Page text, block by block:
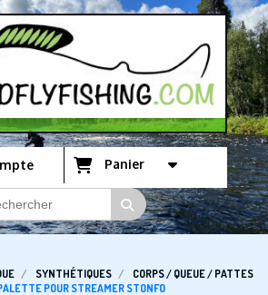
Panier
SYNTHÉTIQUES
CORPS / QUEUE / PATTES
POUR STREAMER STONFO